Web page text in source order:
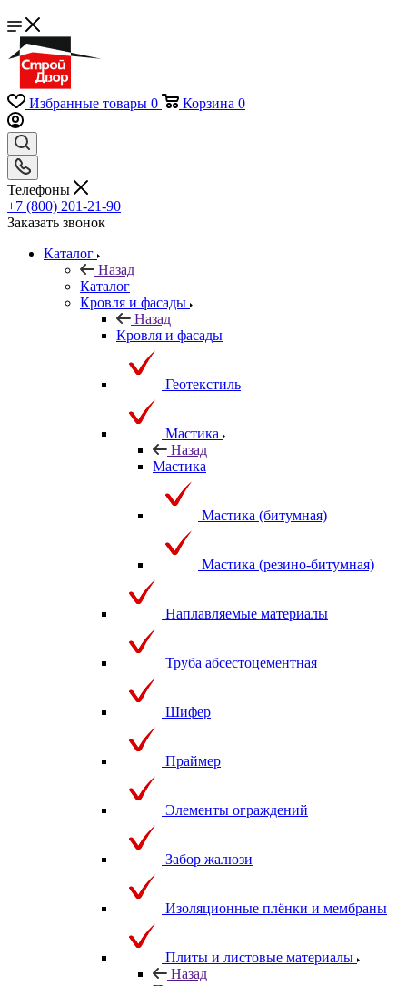
Избранные товары 0 Корзина 0
Телефоны
+7 (800) 201-21-90
Заказать звонок
Каталог
Назад
Каталог
Кровля и фасады
Назад
Кровля и фасады
Геотекстиль
Мастика
Назад
Мастика
Мастика (битумная)
Мастика (резино-битумная)
Наплавляемые материалы
Труба абсестоцементная
Шифер
Праймер
Элементы ограждений
Забор жалюзи
Изоляционные плёнки и мембраны
Плиты и листовые материалы
Назад